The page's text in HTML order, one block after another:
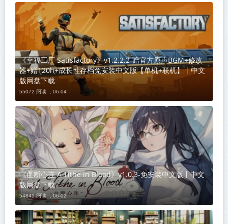
《幸福工厂 Satisfactory》v1.2.2.2-赠官方原声BGM+修改
器+赠120h+成长性存档免安装中文版【单机+联机】丨中文
版网盘下载
55072 阅读 ， 06-04
《血断心连 A Tithe in Blood》v1.0.3-免安装中文版丨中文
版网盘下载
54841 阅读 ， 06-02